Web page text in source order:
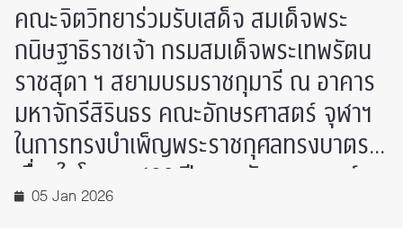
คณะจิตวิทยาร่วมรับเสด็จ สมเด็จพระ
กนิษฐาธิราชเจ้า กรมสมเด็จพระเทพรัตน
ราชสุดา ฯ สยามบรมราชกุมารี ณ อาคาร
มหาจักรีสิรินธร คณะอักษรศาสตร์ จุฬาฯ
ในการทรงบำเพ็ญพระราชกุศลทรงบาตร
เนื่องในโอกาส 109 ปี คณะอักษรศาสตร์
จุฬาฯ
05 Jan 2026